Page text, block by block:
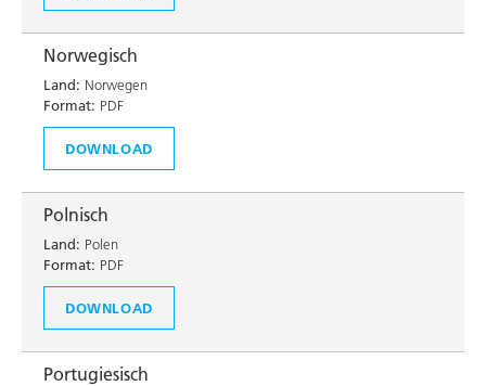
Norwegisch
Land: Norwegen
Format: PDF
DOWNLOAD
Polnisch
Land: Polen
Format: PDF
DOWNLOAD
Portugiesisch